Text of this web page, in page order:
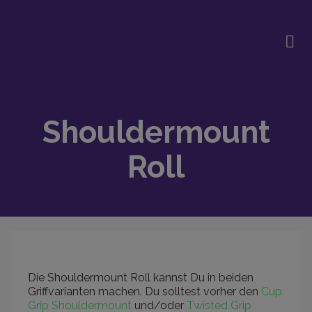
Shouldermount
Roll
Die Shouldermount Roll kannst Du in beiden
Griffvarianten machen. Du solltest vorher den Cup
Grip Shouldermount und/oder Twisted Grip